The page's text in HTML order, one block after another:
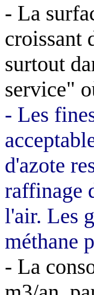
- La
croissant
surtout
service"
- Les
d'azote
raffinage
l'air. Les
méthane
- La